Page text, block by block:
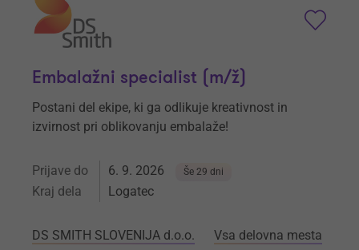
Embalažni specialist (m/ž)
Postani del ekipe, ki ga odlikuje kreativnost in
izvirnost pri oblikovanju embalaže!
Prijave do 6. 9. 2026 Še 29 dni
Kraj dela Logatec
DS SMITH SLOVENIJA d.o.o. Vsa delovna mesta